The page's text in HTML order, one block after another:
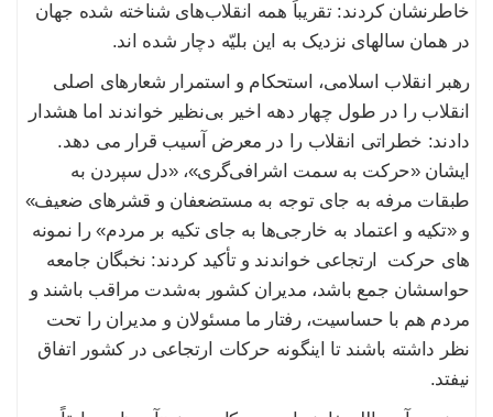
خاطرنشان کردند: تقریباً همه انقلاب‌های شناخته شده جهان
در همان سالهای نزدیک به این بلیّه دچار شده اند.
رهبر انقلاب اسلامی، استحکام و استمرار شعارهای اصلی
انقلاب را در طول چهار دهه اخیر بی‌نظیر خواندند اما هشدار
دادند: خطراتی انقلاب را در معرض آسیب قرار می دهد.
ایشان «حرکت به سمت اشرافی‌گری»، «دل سپردن به
طبقات مرفه به جای توجه به مستضعفان و قشرهای ضعیف»
و «تکیه و اعتماد به خارجی‌ها به جای تکیه بر مردم» را نمونه
های حرکت ارتجاعی خواندند و تأکید کردند: نخبگان جامعه
حواسشان جمع باشد، مدیران کشور به‌شدت مراقب باشند و
مردم هم با حساسیت، رفتار ما مسئولان و مدیران را تحت
نظر داشته باشند تا اینگونه حرکات ارتجاعی در کشور اتفاق
نیفتد.